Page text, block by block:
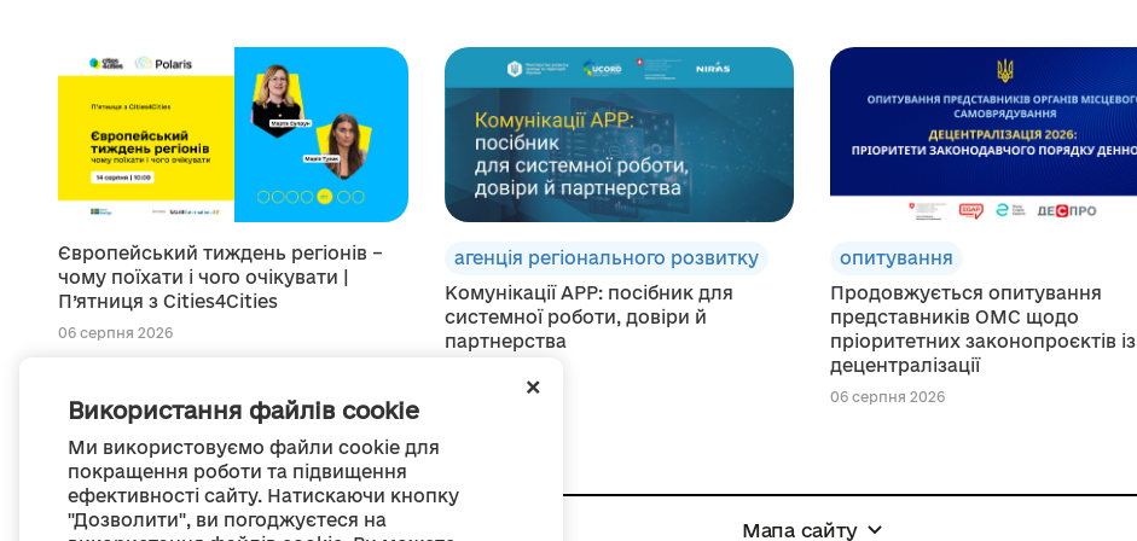
+
Використання файлів cookie
Ми використовуємо файли cookie для
покращення роботи та підвищення
ефективності сайту. Натискаючи кнопку
"Дозволити", ви погоджуєтеся на
Європейський тиждень регіонів –
чому поїхати і чого очікувати |
П’ятниця з Cities4Cities
06 серпня 2026
агенція регіонального розвитку
Комунікації АРР: посібник для
системної роботи, довіри й
партнерства
опитування
Продовжується опитування
представників ОМС щодо
пріоритетних законопроєктів із
децентралізації
06 серпня 2026
Мапа сайту